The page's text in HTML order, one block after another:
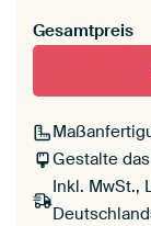
Gesamtpreis
Gestalte
Inkl. MwSt.,